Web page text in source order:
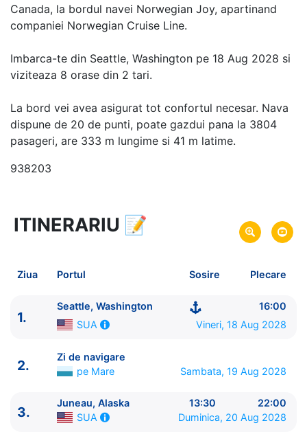
Canada, la bordul navei Norwegian Joy, apartinand
companiei Norwegian Cruise Line.
Imbarca-te din Seattle, Washington pe 18 Aug 2028 si
viziteaza 8 orase din 2 tari.
La bord vei avea asigurat tot confortul necesar. Nava
dispune de 20 de punti, poate gazdui pana la 3804
pasageri, are 333 m lungime si 41 m latime.
938203
11 zile vacanta de croaziera in
link oferta
Plecare pe 18 Aug 2028
din Seattle, Washington,
Sosire pe 28 Aug 2028in Seattle, Washington, SUA
Norwegian Joy★★★★★
ITINERARIU 📝
Ziua Portul Sosire Plecare
1.
Seattle, Washington
16:00
SUA
Vineri, 18 Aug 2028
2.
Zi de navigare
pe Mare
Sambata, 19 Aug 2028
3.
Juneau, Alaska 13:30
22:00
SUA
Duminica, 20 Aug 2028